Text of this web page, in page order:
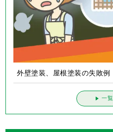
外壁塗装、屋根塗装の失敗
一